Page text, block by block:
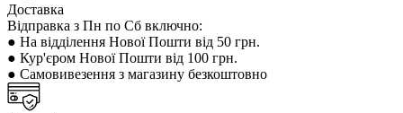
Доставка
Відправка з Пн по Сб включно:
● На відділення Нової Пошти від 50 грн.
● Кур'єром Нової Пошти від 100 грн.
● Самовивезення з магазину безкоштовно